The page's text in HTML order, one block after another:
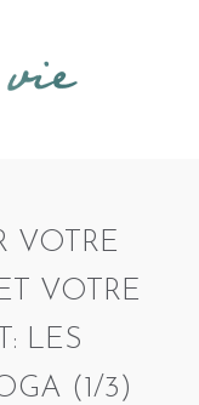
VOTRE
VOTRE
LES
(1/3)